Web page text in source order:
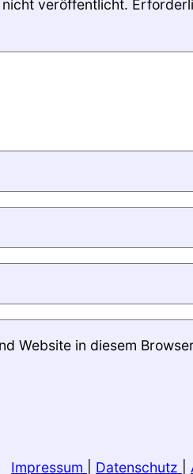
veröffentlicht.
Website in diesem
Impressum Datenschutz